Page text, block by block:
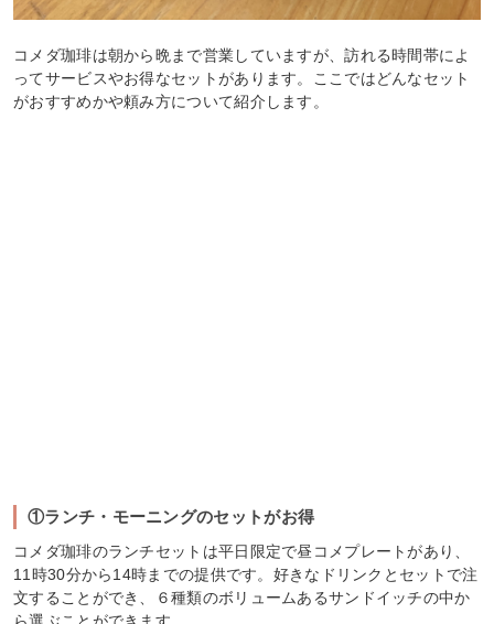
コメダ珈琲は朝から晩まで営業していますが、訪れる時間帯によ
ってサービスやお得なセットがあります。ここではどんなセット
がおすすめかや頼み方について紹介します。
①ランチ・モーニングのセットがお得
コメダ珈琲のランチセットは平日限定で昼コメプレートがあり、
11時30分から14時までの提供です。好きなドリンクとセットで注
文することができ、６種類のボリュームあるサンドイッチの中か